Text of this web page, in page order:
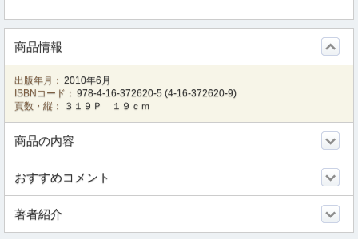
商品情報
出版年月： 2010年6月
ISBNコード： 978-4-16-372620-5 (4-16-372620-9)
頁数・縦：
３１９Ｐ １９ｃｍ
商品の内容
おすすめコメント
著者紹介